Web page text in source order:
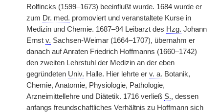
Rolfincks (1599–1673) beeinflußt wurde. 1684 wurde er
zum Dr. med. promoviert und veranstaltete Kurse in
Medizin und Chemie. 1687–94 Leibarzt des Hzg. Johann
Ernst v. Sachsen-Weimar (1664–1707), übernahm er
danach auf Anraten Friedrich Hoffmanns (1660–1742)
den zweiten Lehrstuhl der Medizin an der eben
gegründeten Univ. Halle. Hier lehrte er v. a. Botanik,
Chemie, Anatomie, Physiologie, Pathologie,
Arzneimittellehre und Diätetik. 1716 verließ S., dessen
anfangs freundschaftliches Verhältnis zu Hoffmann sich